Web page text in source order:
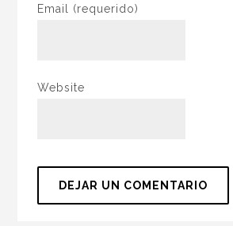
Email (requerido)
Website